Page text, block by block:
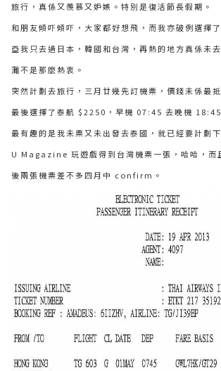
旅行，真係又羨慕又妒嫉。特別是復活節長假期。
和朋友傾吓傾吓，大家都好想飛，而我亦破例選擇
亞我只去過日本，韓國和台灣，再熱的地方真係未
灘不是那麼熱衷。
突然計劃去旅行，三月廿幾先訂機票，價錢未係最抵
最後選擇了泰航 $2250，早機 07:45 去晚機
最有趣的是我未票又未出發去泰國，就已經要計劃
U Magazine 玩遊戲得到台灣機票一張，哈哈，而
後兩張機票差不多四月中 confirm。